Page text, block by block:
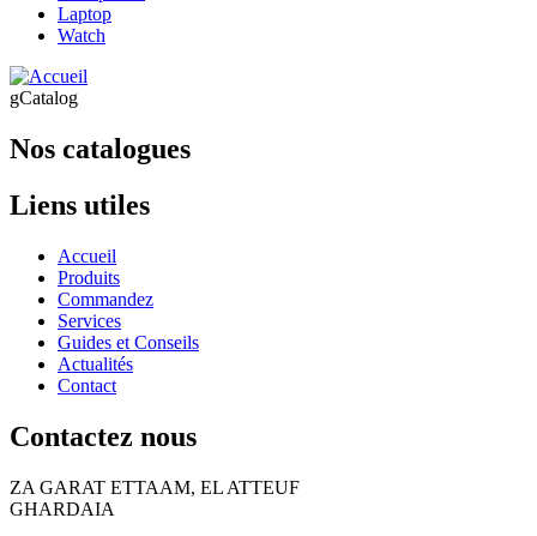
Laptop
Watch
gCatalog
Nos catalogues
Liens utiles
Accueil
Produits
Commandez
Services
Guides et Conseils
Actualités
Contact
Contactez nous
ZA GARAT ETTAAM, EL ATTEUF
GHARDAIA